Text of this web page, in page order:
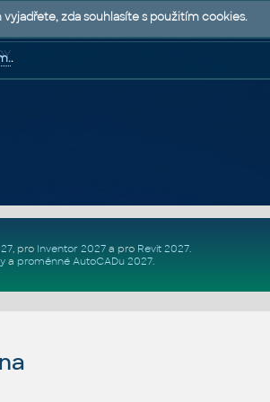
, pro Inventor 2027a pro Revit 2027.
a proměnné AutoCADu 2027.
zda souhlasíte s použitím cookies.
.